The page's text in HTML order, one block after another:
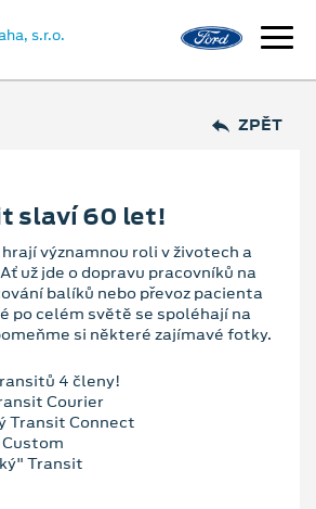
ZPĚT
slaví 60 let!
významnou roli v životech a
už jde o dopravu pracovníků na
balíků nebo převoz pacienta
po celém světě se spoléhají na
si některé zajímavé fotky.
4 členy!
Courier
Transit Connect
Transit